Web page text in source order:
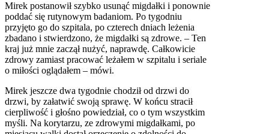
Mirek postanowił szybko usunąć migdałki i ponownie
poddać się rutynowym badaniom. Po tygodniu
przyjęto go do szpitala, po czterech dniach leżenia
zbadano i stwierdzono, że migdałki są zdrowe. – Ten
kraj już mnie zaczął nużyć, naprawdę. Całkowicie
zdrowy zamiast pracować leżałem w szpitalu i seriale
o miłości oglądałem – mówi.
Mirek jeszcze dwa tygodnie chodził od drzwi do
drzwi, by załatwić swoją sprawę. W końcu stracił
cierpliwość i głośno powiedział, co o tym wszystkim
myśli. Na korytarzu, ze zdrowymi migdałkami, po